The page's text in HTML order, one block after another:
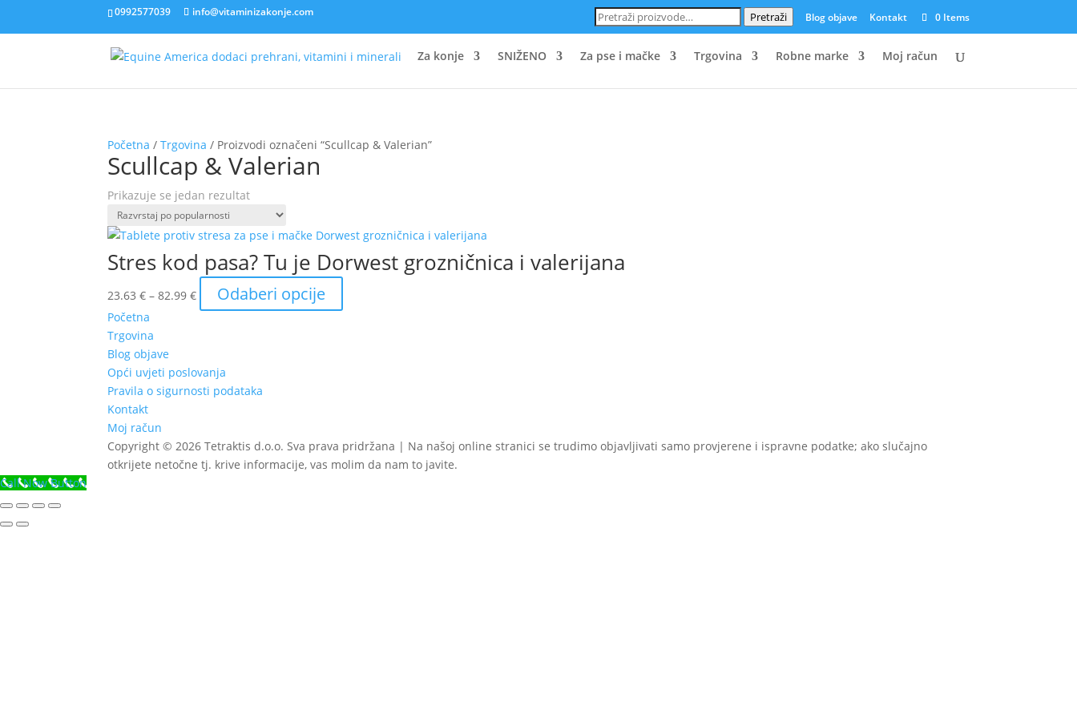
0992577039 info@vitaminizakonje.com Pretraži: Pretraži Blog objave Kontakt 0 Items
Za konje SNIŽENO Za pse i mačke Trgovina Robne marke Moj račun
Početna /Trgovina / Proizvodi označeni “Scullcap & Valerian”
Scullcap & Valerian
Prikazuje se jedan rezultat
Stres kod pasa? Tu je Dorwest grozničnica i valerijana
23.63€ – 82.99€Raspon
cijena:
82.99 €
Odaberi opcije
proizvod
na
stranici
Početna
Trgovina
Blog objave
Opći uvjeti poslovanja
Pravila o sigurnosti podataka
Kontakt
Moj račun
Copyright © 2026 Tetraktis d.o.o. Sva prava pridržana | Na našoj online stranici se trudimo objavljivati samo provjerene i ispravne podatke; ako slučajno
otkrijete netočne tj. krive informacije, vas molim da nam to javite.
Call Now Button